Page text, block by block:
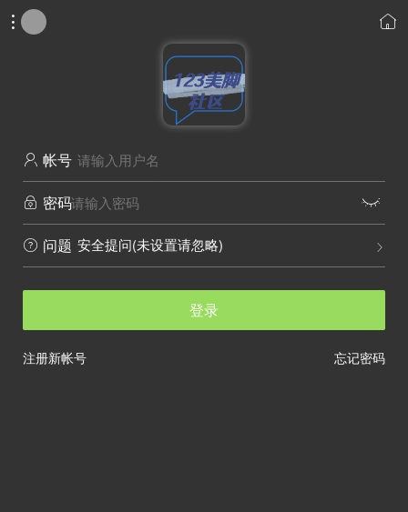
 
 帐号
 密码 
 问题 
安全提问(未设置请忽略)
登录
忘记密码
注册新帐号